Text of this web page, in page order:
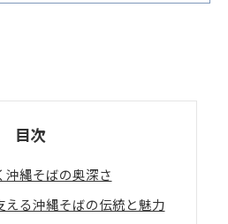
目次
縄そばの奥深さ
える沖縄そばの伝統と魅力